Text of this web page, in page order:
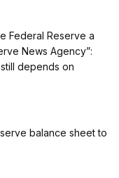
Federal Reserve a
News Agency”:
depends on
balance sheet to